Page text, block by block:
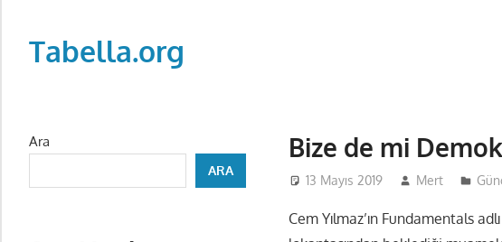
contentTabella.org
Bize de mi
13 Mayıs 2019 Mert
Cem Yılmaz’ın Fundamentals
Ara
ARA